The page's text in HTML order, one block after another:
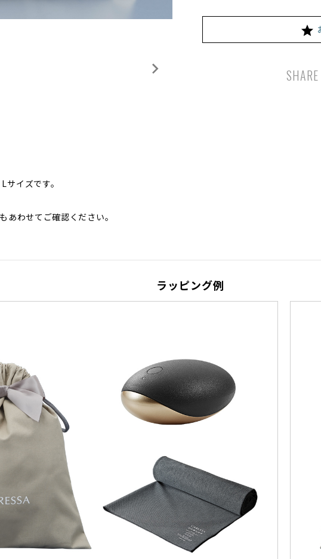
SHARE
イズです。
もあわせてご確認ください。
ラッピング例